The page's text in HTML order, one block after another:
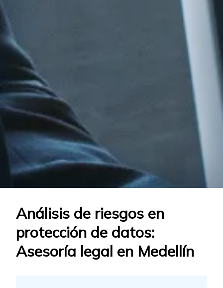
Análisis de riesgos en
protección de datos:
Asesoría legal en Medellín